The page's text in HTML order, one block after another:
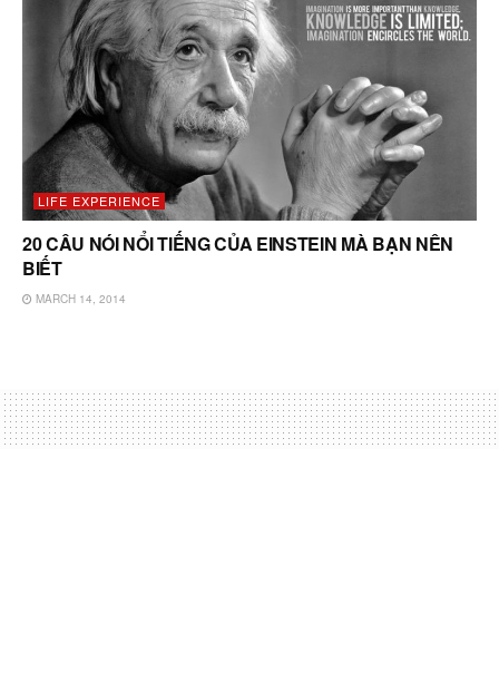
LIFE EXPERIENCE
20 CÂU NÓI NỔI TIẾNG CỦA EINSTEIN MÀ BẠN NÊN
BIẾT
MARCH 14, 2014